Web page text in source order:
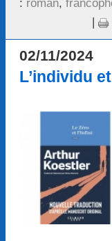
: roman,
|
02/11/2024
L’individu